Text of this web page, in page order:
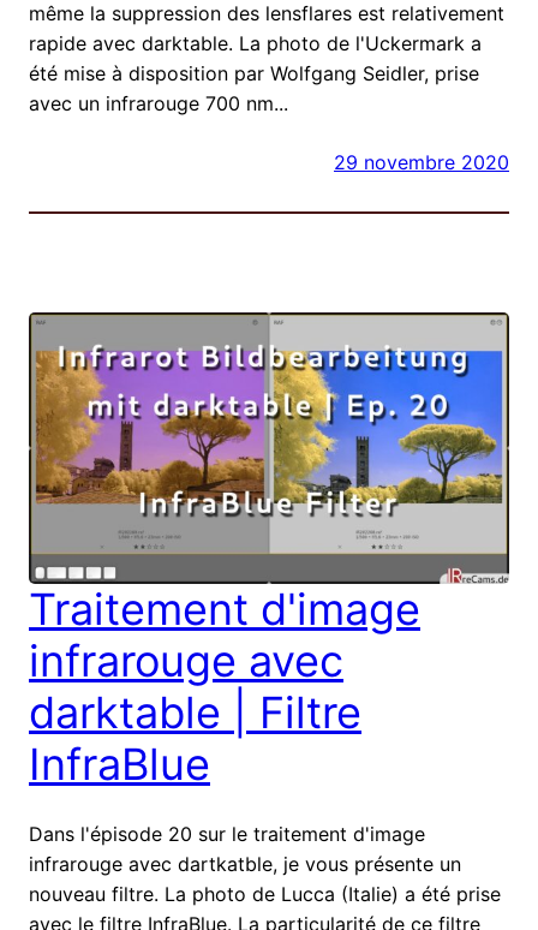
même la suppression des lensflares est relativement
rapide avec darktable. La photo de l'Uckermark a
été mise à disposition par Wolfgang Seidler, prise
avec un infrarouge 700 nm...
29 novembre 2020
Traitement d'image
infrarouge avec
darktable | Filtre
InfraBlue
Dans l'épisode 20 sur le traitement d'image
infrarouge avec dartkatble, je vous présente un
nouveau filtre. La photo de Lucca (Italie) a été prise
avec le filtre InfraBlue. La particularité de ce filtre